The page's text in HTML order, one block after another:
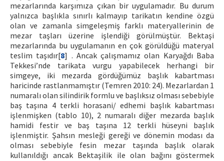
mezarlarında karşımıza çıkan bir uygulamadır. Bu durum
yalnızca başlıkla sınırlı kalmayıp tarikatın kendine özgü
olan ve zamanla simgeleşmiş farklı materyallerinin de
mezar taşları üzerine işlendiği görülmüştür. Bektaşi
mezarlarında bu uygulamanın en çok görüldüğü materyal
teslim taşıdır[8] . Ancak çalışmamız olan Karyağdı Baba
Tekkesi’nde tarikata vurgu yapabilecek herhangi bir
simgeye, iki mezarda gördüğümüz başlık kabartması
haricinde rastlanmamıştır (Temren 2010: 24). Mezarlardan 1
numaralı olan silindirik formlu ve başlıksız olması sebebiyle
baş taşına 4 terkli horasani/ edhemi başlık kabartması
işlenmişken (tablo 10), 2 numaralı diğer mezarda başlık
hamidi festir ve baş taşına 12 terkli hüseyni başlık
işlenmiştir. Şahsın mesleği gereği ve dönemin modası da
olması sebebiyle fesin mezar taşında başlık olarak
kullanıldığı ancak Bektaşilik ile olan bağını göstermek